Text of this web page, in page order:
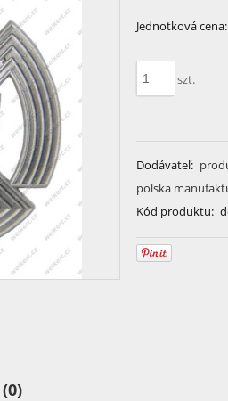
Jednotková cena:
szt.
Dodávateľ:
polska
Kód produktu: